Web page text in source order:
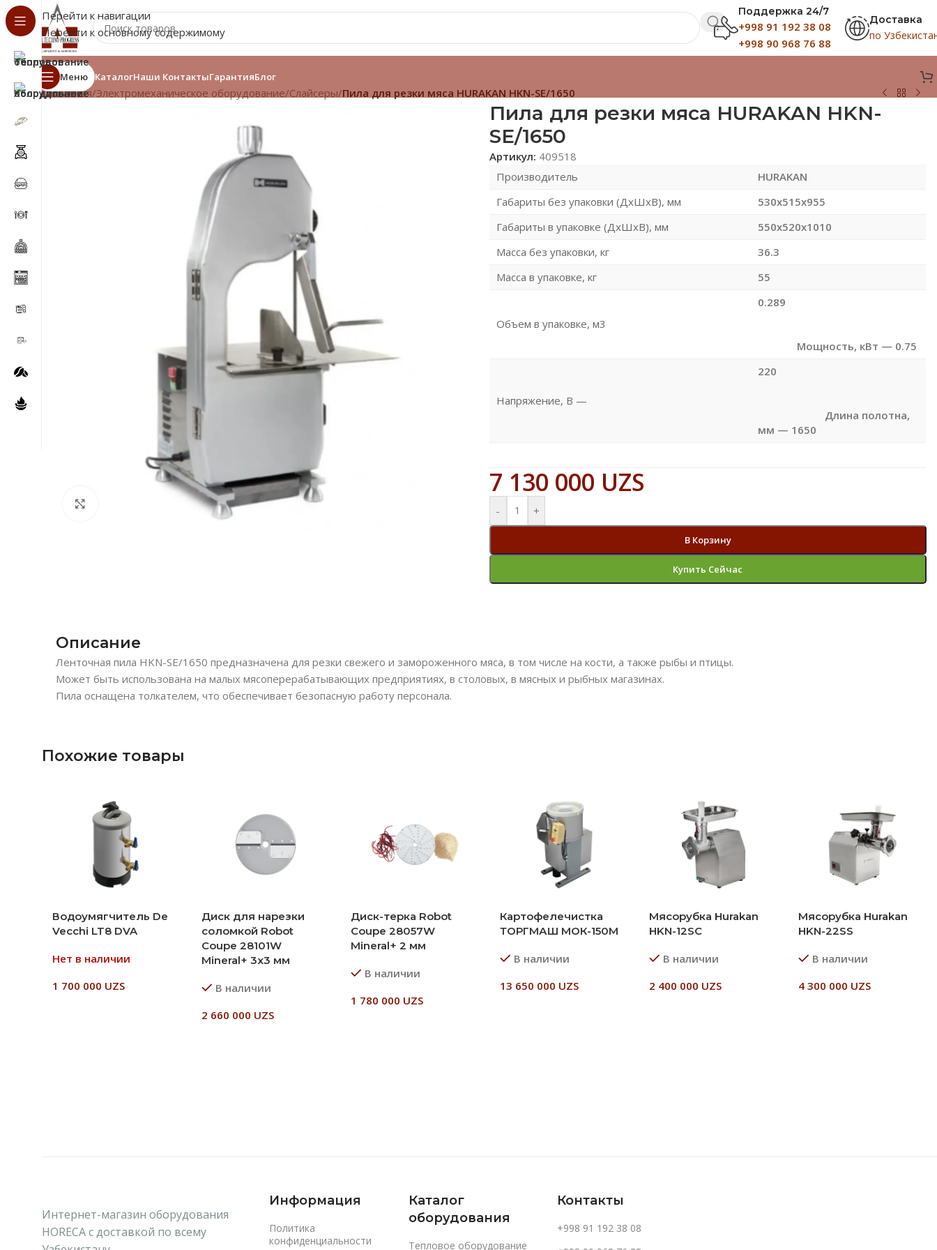
Перейти к навигации
Перейти к основному содержимому
Поддержка 24/7
+998 91 192 38 08
+998 90 968 76 88
Доставка
по
Меню КаталогНаши КонтактыГарантияБлог
Главная/Электромеханическое оборудование/Слайсеры/Пила для резки мяса HURAKAN HKN-SE/1650
Нажмите, чтобы увеличить
Пила для резки мяса HURAKAN HKN-
SE/1650
Артикул: 409518
Производитель
HURAKAN
Габариты без упаковки (ДхШхВ), мм
530х515х955
Габариты в упаковке (ДхШхВ), мм
550х520х1010
Масса без упаковки, кг
36.3
Масса в упаковке, кг
55
Объем в упаковке, м3
0.289
Мощность, кВт — 0.75
Напряжение, В —
220
Длина полотна,
мм — 1650
7 130 000 UZS
- +
В Корзину
Купить Сейчас
Описание
Ленточная пила HKN-SE/1650 предназначена для резки свежего и замороженного мяса, в том числе на кости, а также рыбы и птицы.
Может быть использована на малых мясоперерабатывающих предприятиях, в столовых, в мясных и рыбных магазинах.
Пила оснащена толкателем, что обеспечивает безопасную работу персонала.
Похожие товары
Водоумягчитель De
Vecchi LT8 DVA
Нет в наличии
1 700 000 UZS
Диск для нарезки
соломкой Robot
Coupe 28101W
Mineral+ 3х3 мм
В наличии
2 660 000 UZS
Диск-терка Robot
Coupe 28057W
Mineral+ 2 мм
В наличии
1 780 000 UZS
Картофелечистка
ТОРГМАШ МОК-150М
В наличии
13 650 000 UZS
Мясорубка Hurakan
HKN-12SC
В наличии
2 400 000 UZS
Мясорубка Hurakan
HKN-22SS
В наличии
4 300 000 UZS
Интернет-магазин оборудования
HORECA с доставкой по всему
Информация
Политика
конфиденциальности
Каталог
оборудования
Тепловое оборудование
Контакты
+998 91 192 38 08